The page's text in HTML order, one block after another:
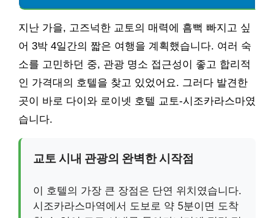
지난 가을, 고즈넉한 교토의 매력에 흠뻑 빠지고 싶
어 3박 4일간의 짧은 여행을 계획했습니다. 여러 숙
소를 고민하던 중, 관광 명소 접근성이 좋고 합리적
인 가격대의 호텔을 찾고 있었어요. 그러다 발견한
곳이 바로 다이와 로이넷 호텔 교토-시조카라스마였
습니다.
교토 시내 관광의 완벽한 시작점
이 호텔의 가장 큰 장점은 단연 위치였습니다.
시조카라스마역에서 도보로 약 5분이면 도착